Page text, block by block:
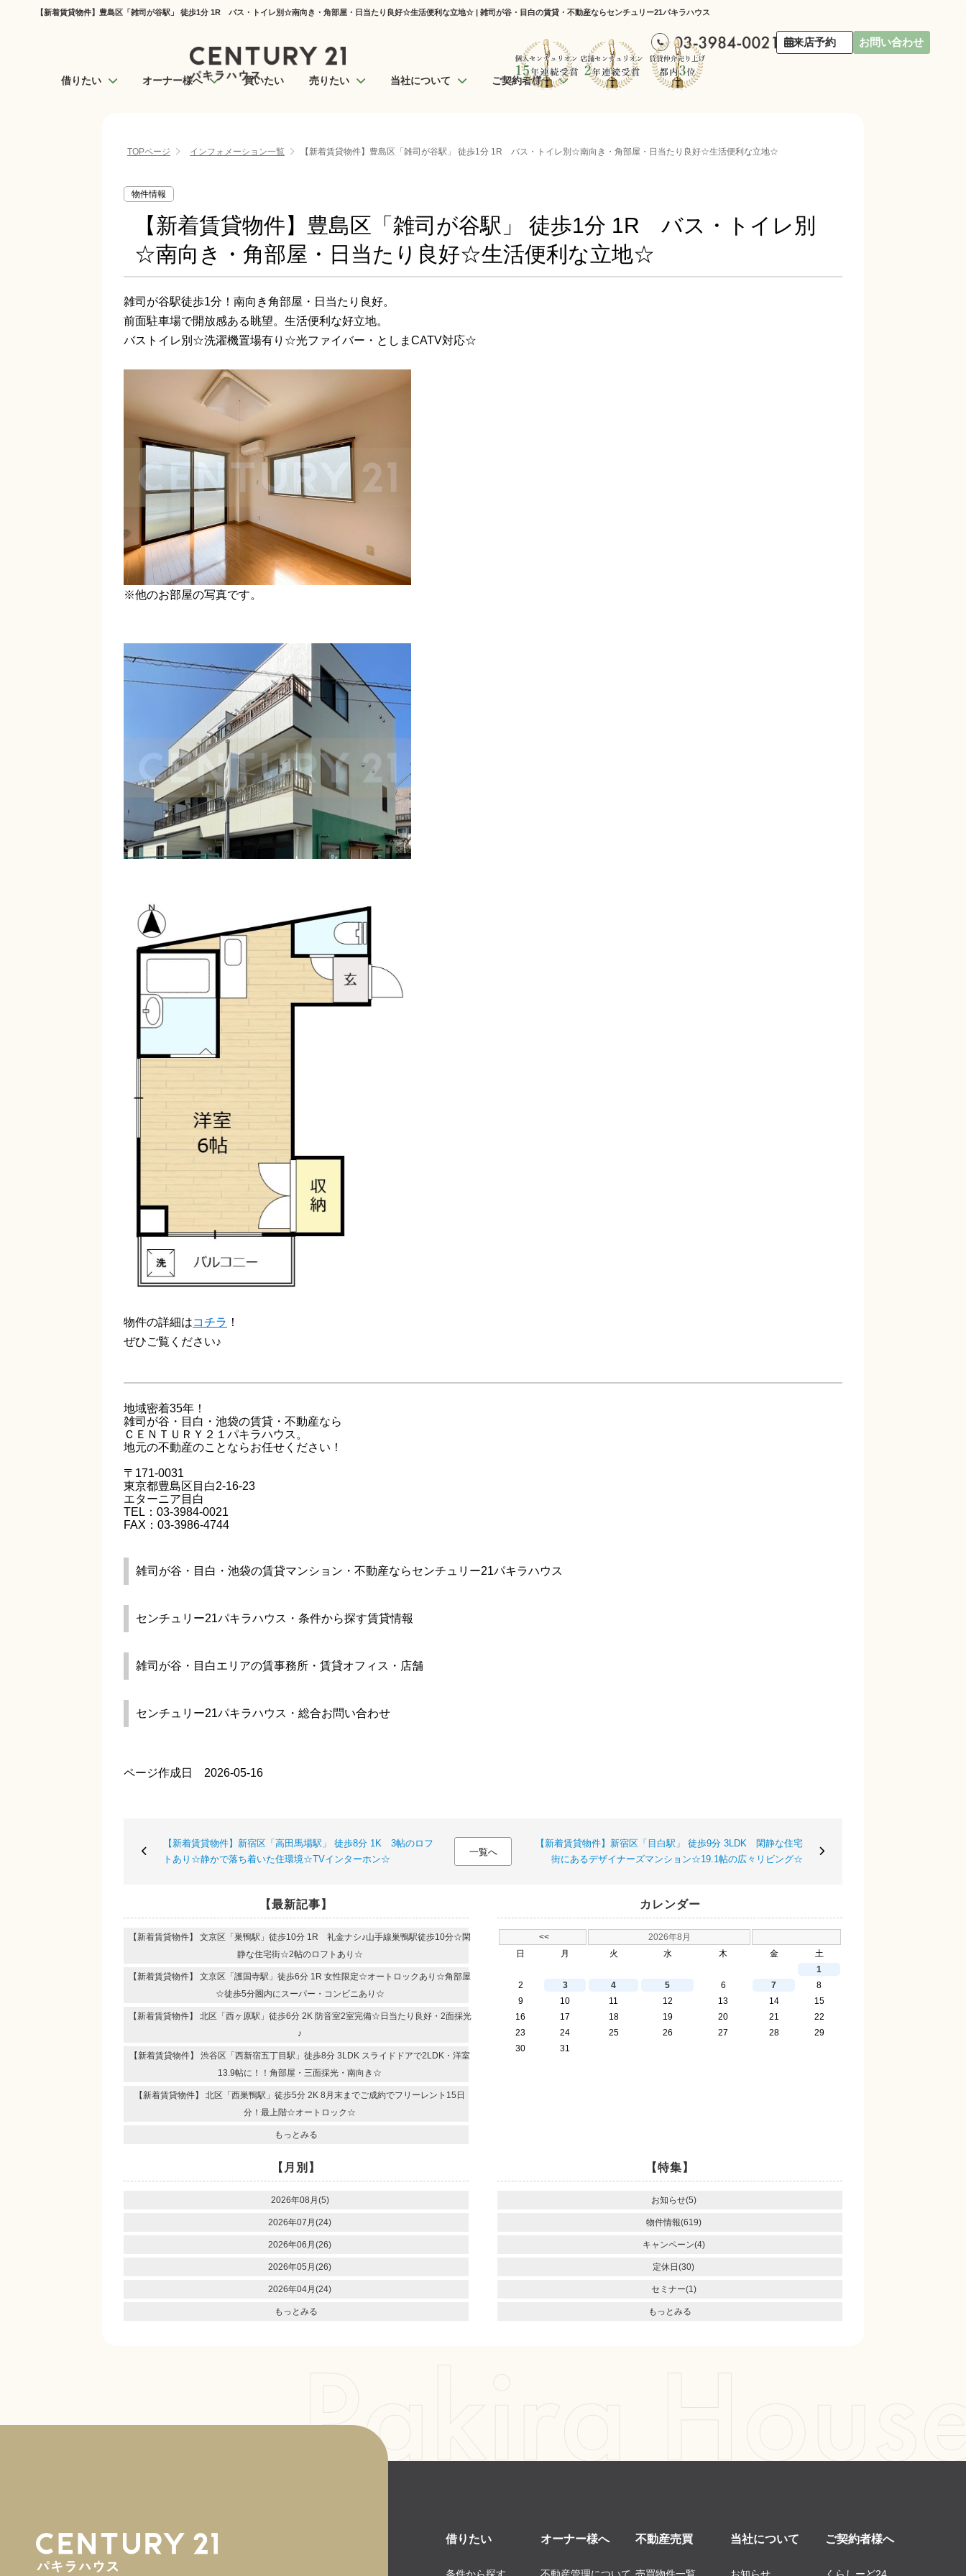
【新着賃貸物件】豊島区「雑司が谷駅」 徒歩1分 1R バス・トイレ別☆南向き・角部屋・日当たり良好☆生活便利な立地☆ | 雑司が谷・目白の賃貸・不動産ならセンチュリー21パキラハウス
来店予約 お問い合わせ
借りたい オーナー様へ 買いたい 売りたい 当社について ご契約者様へ
TOPページ インフォメーション一覧 【新着賃貸物件】豊島区「雑司が谷駅」 徒歩1分 1R バス・トイレ別☆南向き・角部屋・日当たり良好☆生活便利な立地☆
物件情報
【新着賃貸物件】豊島区「雑司が谷駅」 徒歩1分 1R バス・トイレ別
☆南向き・角部屋・日当たり良好☆生活便利な立地☆
雑司が谷駅徒歩1分！南向き角部屋・日当たり良好。
前面駐車場で開放感ある眺望。生活便利な好立地。
バストイレ別☆洗濯機置場有り☆光ファイバー・としまCATV対応☆
※他のお部屋の写真です。
物件の詳細はコチラ ！
ぜひご覧ください♪
地域密着35年！
雑司が谷・目白・池袋の賃貸・不動産なら
ＣＥＮＴＵＲＹ２１パキラハウス。
地元の不動産のことならお任せください！
〒171-0031
東京都豊島区目白2-16-23
エターニア目白
TEL：03-3984-0021
FAX：03-3986-4744
雑司が谷・目白・池袋の賃貸マンション・不動産ならセンチュリー21パキラハウス
センチュリー21パキラハウス・条件から探す賃貸情報
雑司が谷・目白エリアの賃事務所・賃貸オフィス・店舗
センチュリー21パキラハウス・総合お問い合わせ
ページ作成日 2026-05-16
【新着賃貸物件】新宿区「高田馬場駅」 徒歩8分 1K 3帖のロフ
トあり☆静かで落ち着いた住環境☆TVインターホン☆
一覧へ
【新着賃貸物件】新宿区「目白駅」 徒歩9分 3LDK 閑静な住宅
街にあるデザイナーズマンション☆19.1帖の広々リビング☆
【最新記事】
【新着賃貸物件】 文京区「巣鴨駅」徒歩10分 1R 礼金ナシ♪山手線巣鴨駅徒歩10分☆閑
静な住宅街☆2帖のロフトあり☆
【新着賃貸物件】 文京区「護国寺駅」徒歩6分 1R 女性限定☆オートロックあり☆角部屋
☆徒歩5分圏内にスーパー・コンビニあり☆
【新着賃貸物件】 北区「西ヶ原駅」徒歩6分 2K 防音室2室完備☆日当たり良好・2面採光
♪
【新着賃貸物件】 渋谷区「西新宿五丁目駅」徒歩8分 3LDK スライドドアで2LDK・洋室
13.9帖に！！角部屋・三面採光・南向き☆
【新着賃貸物件】 北区「西巣鴨駅」徒歩5分 2K 8月末までご成約でフリーレント15日
分！最上階☆オートロック☆
もっとみる
カレンダー
<<
2026年8月
日
月 火 水 木 金
土
1
2
3 4 5 6 7
8
9
10 11 12 13 14
15
16
17 18 19 20 21
22
23
24 25 26 27 28
29
30
31
【月別】
2026年08月(5)
2026年07月(24)
2026年06月(26)
2026年05月(26)
2026年04月(24)
もっとみる
【特集】
お知らせ(5)
物件情報(619)
キャンペーン(4)
定休日(30)
セミナー(1)
もっとみる
借りたい
条件から探す
オーナー様へ
不動産管理について
不動産売買
売買物件一覧
当社について
お知らせ
ご契約者様へ
くらしーど24